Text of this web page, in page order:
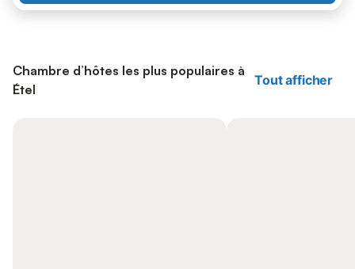
Chambre d’hôtes les plus populaires à
Étel
Tout afficher